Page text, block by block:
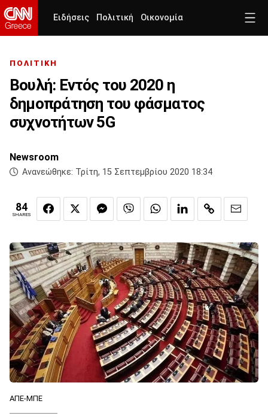
Ειδήσεις Πολιτική Οικονομία
ΠΟΛΙΤΙΚΗ
Βουλή: Εντός του 2020 η
δημοπράτηση του φάσματος
συχνοτήτων 5G
Newsroom
Ανανεώθηκε: Τρίτη, 15 Σεπτεμβρίου 2020 18:34
84
SHARES
ΑΠΕ-ΜΠΕ